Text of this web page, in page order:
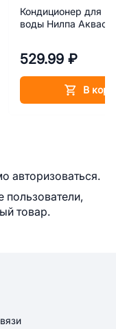
Кондиционер для
воды Нилпа
529.99 ₽
В
авторизоваться.
пользователи,
товар.